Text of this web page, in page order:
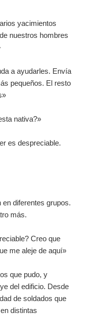
yacimientos
nuestros hombres
a ayudarles. Envía
pequeños. El resto
nativa?»
es despreciable.
diferentes grupos.
más.
Creo que
me aleje de aquí»
que pudo, y
del edificio. Desde
de soldados que
distintas